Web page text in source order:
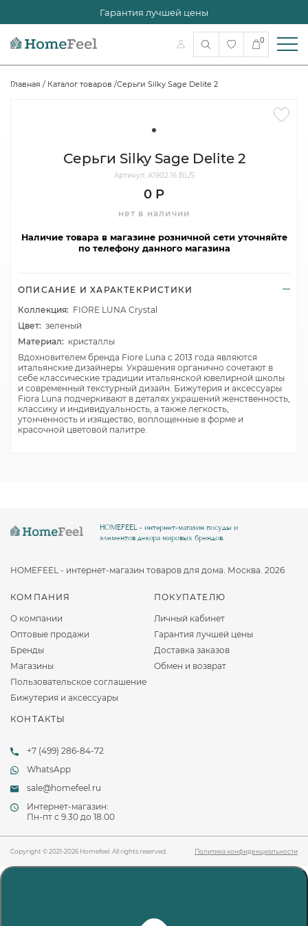
Гарантия лучшей цены
0
Главная / Каталог товаров /Серьги Silky Sage Delite 2
Серьги Silky Sage Delite 2
Артикул: A1902.16 BL/S
0 Р
нет в наличии
Наличие товара в магазине розничной сети уточняйте
по телефону данного магазина
ОПИСАНИЕ И ХАРАКТЕКРИСТИКИ
Коллекция: FIORE LUNA Crystal
Цвет: зеленый
Материал: кристаллы
Вдохновителем бренда Fiore Luna с 2013 года являются
итальянские дизайнеры. Украшения органично сочетают в
себе классические традиции итальянской ювелирной школы
и современный текстурный дизайн. Бижутерия и аксессуары
Fiora Luna подчеркивают в деталях украшений женственность,
классику и индивидуальность, а также легкость,
утонченность и изящество, воплощенные в форме и
красочной цветовой палитре.
КОМПАНИЯ
О компании
Оптовые продажи
Бренды
Магазины
Пользовательское соглашение
Бижутерия и аксессуары
ПОКУПАТЕЛЮ
Личный кабинет
Гарантия лучшей цены
Доставка заказов
Обмен и возврат
КОНТАКТЫ
+7 (499) 286-84-72
WhatsApp
sale@homefeel.ru
Интернет-магазин:
Пн-пт c 9.30 до 18.00
HOMEFEEL - интернет-магазин посуды и
элементов декора мировых брендов.
HOMEFEEL - интернет-магазин товаров для дома. Москва. 2026
Copyright © 2021-2026 Homefeel. All rights reserved. Политика конфиденциальности